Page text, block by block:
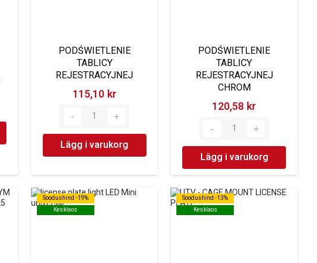
PODŚWIETLENIE
TABLICY
REJESTRACYJNEJ
115,10 kr‎
Lägg i varukorg
PODŚWIETLENIE
TABLICY
REJESTRACYJNEJ
CHROM
120,58 kr‎
Lägg i varukorg
Soodushind -19%
Kesklaos
Soodushind -19%
Kesklaos
Soodushind -13%
Kesklaos
Soodushind -13%
Kesklaos